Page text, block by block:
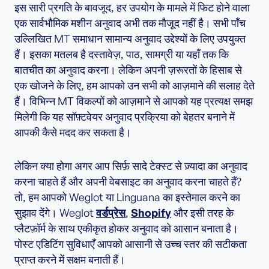
इस सारी प्रगति के बावजूद, हर उपयोग के मामले में फिट होने वाला
एक सार्वभौमिक मशीन अनुवाद अभी तक मौजूद नहीं है। सभी पाँच
उल्लिखित MT समाधान सामान्य अनुवाद उद्देश्यों के लिए उपयुक्त
हैं। इसका मतलब है दस्तावेज़, पाठ, सामग्री या यहाँ तक कि
बातचीत का अनुवाद करना। लेकिन अपनी ज़रूरतों के हिसाब से
एक खोजने के लिए, हम आपको उन सभी को आज़माने की सलाह देते
हैं। विभिन्न MT विकल्पों को आज़माने से आपको यह प्रत्यक्ष समझ
मिलेगी कि यह सॉफ़्टवेयर अनुवाद प्रक्रिया को बेहतर बनाने में
आपकी कैसे मदद कर सकता है।
लेकिन क्या होगा अगर आप सिर्फ़ सादे टेक्स्ट से ज़्यादा का अनुवाद
करना चाहते हैं और अपनी वेबसाइट का अनुवाद करना चाहते हैं?
तो, हम आपको Weglot या Linguana का इस्तेमाल करने का
सुझाव देंगे। Weglotवर्डप्रेस, Shopifyऔर इसी तरह के
प्लैटफ़ॉर्म के साथ एकीकृत होकर अनुवाद को आसान बनाता है।
पोस्ट एडिटिंग सुविधाएँ आपको आसानी से उच्च स्तर की सटीकता
प्राप्त करने में सक्षम बनाती हैं।